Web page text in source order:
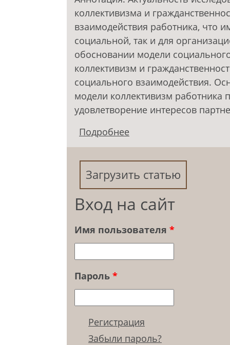
коллективизма и
взаимодействия работника, что
социальной, так и для
обосновании модели
коллективизм и
социального взаимодействия.
модели коллективизм работника
удовлетворение интересов
Подробнее
взаимодействии
Загрузить статью
Вход на сайт
Имя пользователя *
Пароль *
Регистрация
Забыли пароль?